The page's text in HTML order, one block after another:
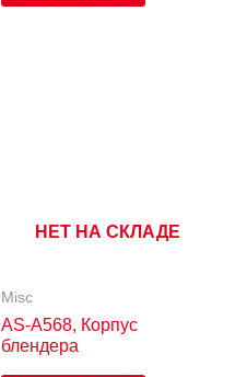
НЕТ НА СКЛАДЕ
Misc
AS-A568, Корпус
блендера